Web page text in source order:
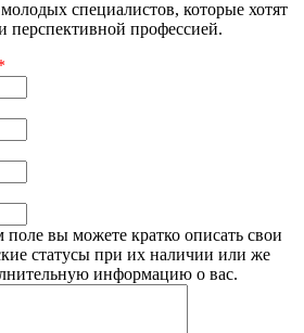
специалистов, которые хотят
перспективной профессией.
вы можете кратко описать свои
статусы при их наличии или же
информацию о вас.